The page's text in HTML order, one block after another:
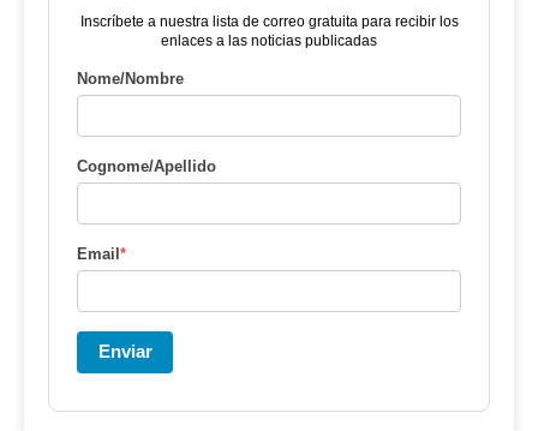
Inscríbete a nuestra lista de correo gratuita para recibir los
enlaces a las noticias publicadas
Nome/Nombre
Cognome/Apellido
Email*
Enviar